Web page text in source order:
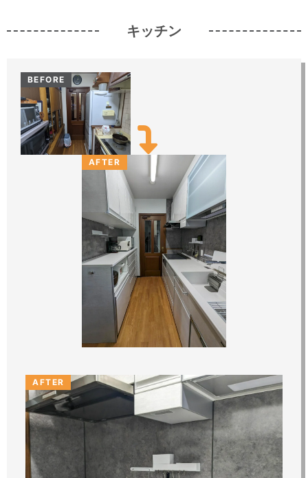
キッチン
BEFORE
AFTER
AFTER